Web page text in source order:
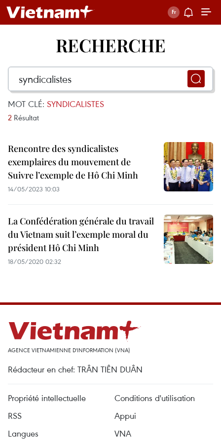
RECHERCHE
MOT CLÉ: SYNDICALISTES
2 Résultat
Rencontre des syndicalistes
exemplaires du mouvement de
Suivre l’exemple de Hô Chi Minh
14/05/2023 10:03
La Confédération générale du travail
du Vietnam suit l’exemple moral du
président Hô Chi Minh
18/05/2020 02:32
AGENCE VIETNAMIENNE D'INFORMATION (VNA)
Rédacteur en chef: TRÂN TIÊN DUÂN
Propriété intellectuelle
Conditions d'utilisation
RSS
Appui
Langues
VNA